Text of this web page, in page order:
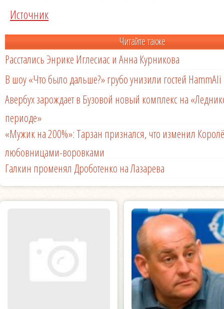
Источник
Читайте также
Расстались Энрике Иглесиас и Анна Курникова
В шоу «Что было дальше?» грубо унизили гостей HammAli
Авербух зарождает в Бузовой новый комплекс на
периоде»
«Мужик на 200%»: Тарзан признался, что изменил
любовницами-воровками
Галкин променял Дроботенко на Лазарева